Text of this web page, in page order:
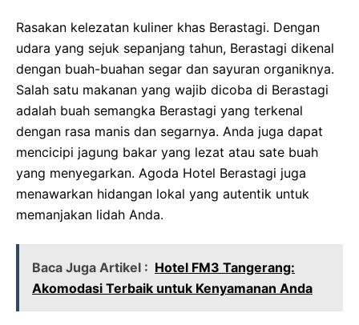
Rasakan kelezatan kuliner khas Berastagi. Dengan
udara yang sejuk sepanjang tahun, Berastagi dikenal
dengan buah-buahan segar dan sayuran organiknya.
Salah satu makanan yang wajib dicoba di Berastagi
adalah buah semangka Berastagi yang terkenal
dengan rasa manis dan segarnya. Anda juga dapat
mencicipi jagung bakar yang lezat atau sate buah
yang menyegarkan. Agoda Hotel Berastagi juga
menawarkan hidangan lokal yang autentik untuk
memanjakan lidah Anda.
Baca Juga Artikel : Hotel FM3 Tangerang:
Akomodasi Terbaik untuk Kenyamanan Anda